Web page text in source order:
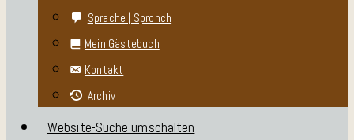
Sprache | Sprohch
Mein Gästebuch
Kontakt
Archiv
Website-Suche umschalten